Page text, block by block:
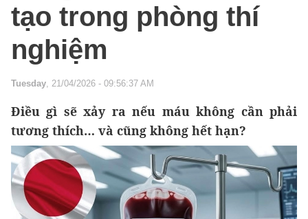
tạo trong phòng thí
nghiệm
Tuesday, 21/04/2026 - 09:56:37 AM
Điều gì sẽ xảy ra nếu máu không cần phải
tương thích… và cũng không hết hạn?